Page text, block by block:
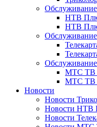
НТВ
НТВ
МТС ТВ
МТС ТВ
Новости
Новости
Новости НТВ
Новости